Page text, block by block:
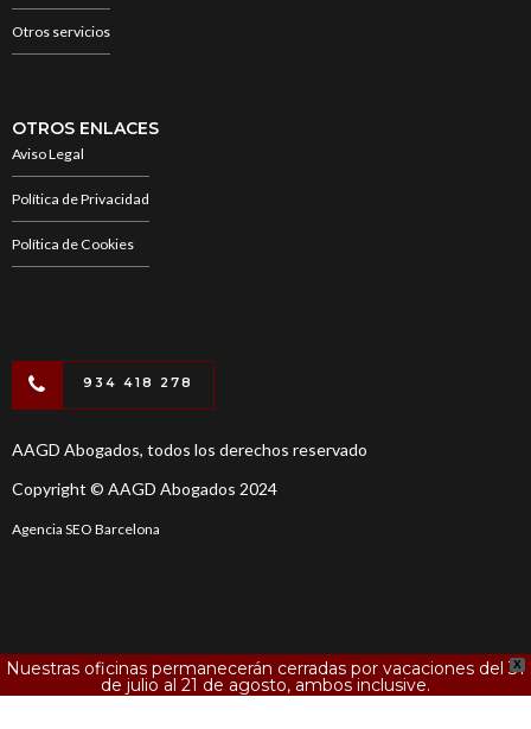
Otros servicios
OTROS ENLACES
Aviso Legal
Política de Privacidad
Política de Cookies
934 418 278
AAGD Abogados, todos los derechos reservado
Copyright © AAGD Abogados 2024
Agencia SEO Barcelona
X
Nuestras oficinas permanecerán cerradas por vacaciones del 31
de julio al 21 de agosto, ambos inclusive.